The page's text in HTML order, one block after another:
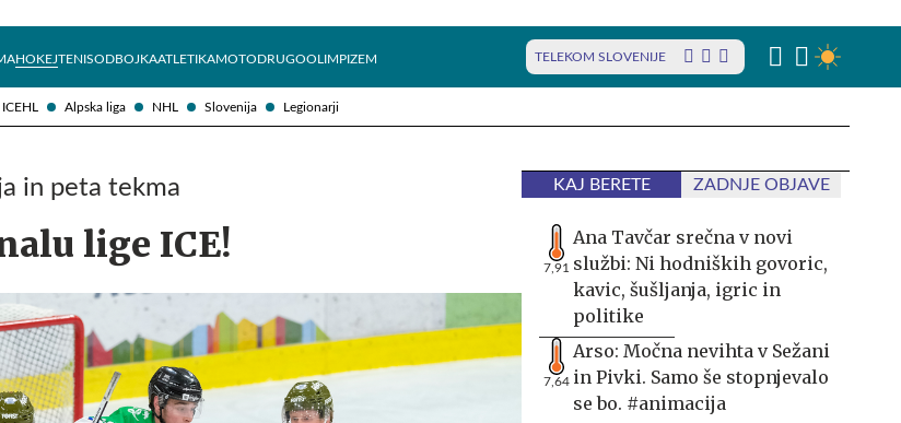
ICEHL Alpska liga NHL Slovenija Legionarji
HOKEJTENISODBOJKAATLETIKAMOTODRUGOOLIMPIZEM TELEKOM SLOVENIJE
in peta tekma
lige ICE!
KAJ BERETE ZADNJE OBJAVE
7,91
Ana Tavčar srečna v novi
službi: Ni hodniških govoric,
kavic, šušljanja, igric in
politike
7,64
Arso: Močna nevihta v Sežani
in Pivki. Samo še stopnjevalo
se bo. #animacija